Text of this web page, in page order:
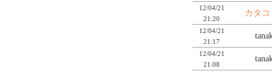
12/04/21
21:20
カタ
12/04/21
21:17
12/04/21
21:08